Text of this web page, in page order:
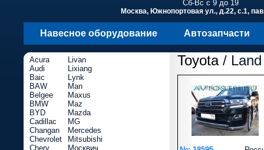
Сб-Вс с 9 до 19
Москва, Южнопортовая ул., д.22, с.1,
Навесное оборудование Автозапчасти
Toyota/ Land
Acura
Audi
Baic
BAW
Belgee
BMW
BYD
Cadillac
Changan
Chevrolet
Chery
Livan
Lixiang
Lynk
Man
Maxus
Maz
Mazda
MG
Mercedes
Mitsubishi
Москвич